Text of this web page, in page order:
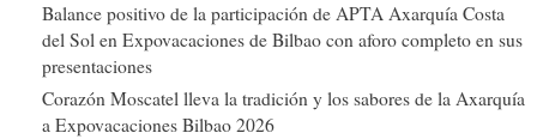
Balance positivo de la participación de APTA Axarquía Costa
del Sol en Expovacaciones de Bilbao con aforo completo en sus
presentaciones
Corazón Moscatel lleva la tradición y los sabores de la Axarquía
a Expovacaciones Bilbao 2026